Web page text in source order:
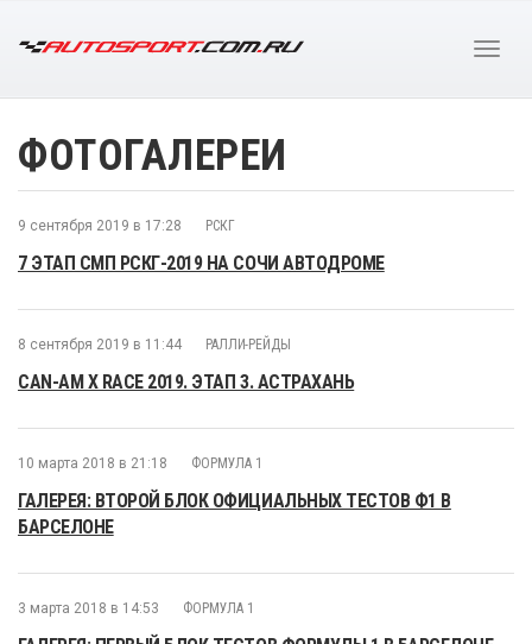
ФОТОГАЛЕРЕИ
9 сентября 2019 в 17:28 РСКГ
7 ЭТАП СМП РСКГ-2019 НА СОЧИ АВТОДРОМЕ
8 сентября 2019 в 11:44 РАЛЛИ-РЕЙДЫ
CAN-AM X RACE 2019. ЭТАП 3. АСТРАХАНЬ
10 марта 2018 в 21:18 ФОРМУЛА 1
ГАЛЕРЕЯ: ВТОРОЙ БЛОК ОФИЦИАЛЬНЫХ ТЕСТОВ Ф1 В
БАРСЕЛОНЕ
3 марта 2018 в 14:53 ФОРМУЛА 1